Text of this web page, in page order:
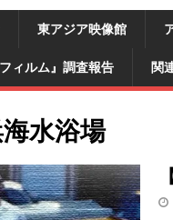
東アジア映像館
ィルム』調査報告 関
水浴場